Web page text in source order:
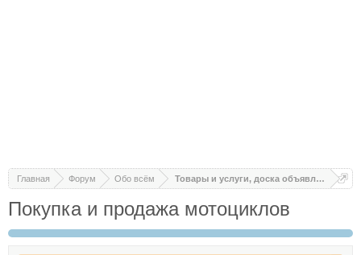
Главная Форум Обо всём Товары и услуги, доска объявлений
Покупка и продажа мотоциклов